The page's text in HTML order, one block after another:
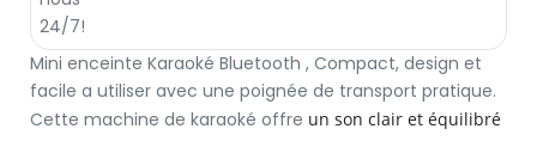
Mini enceinte Karaoké Bluetooth , Compact, design et
facile a utiliser avec une poignée de transport pratique.
Cette machine de karaoké offre un son clair et équilibré